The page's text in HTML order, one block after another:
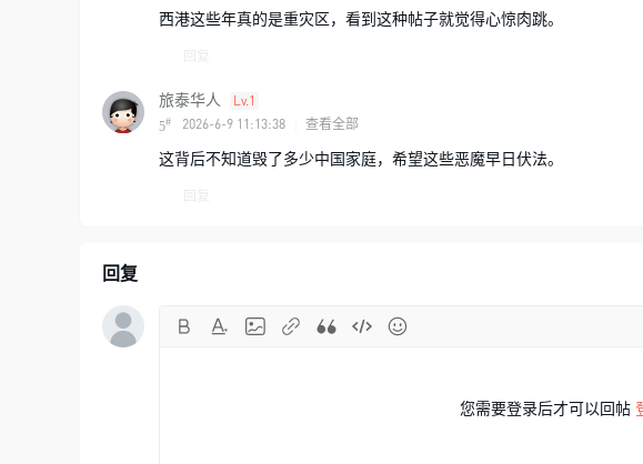
西港这些年真的是重灾区，看到这种帖子就觉得心惊肉跳。
旅泰华人 Lv.1
5# 2026-6-9 11:13:38 查看全部
这背后不知道毁了多少中国家庭，希望这些恶魔早日伏法。
回复
您需要登录后才可以回帖